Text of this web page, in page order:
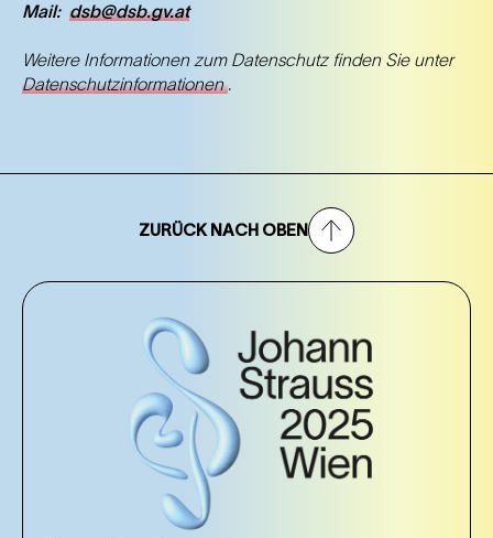
Mail: dsb@dsb.gv.at
Weitere Informationen zum Datenschutz finden Sie unter
Datenschutzinformationen.
ZURÜCK NACH OBEN